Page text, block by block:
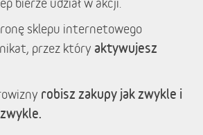
sklepu internetowego
przez który aktywujesz
robisz zakupy jak zwykle i